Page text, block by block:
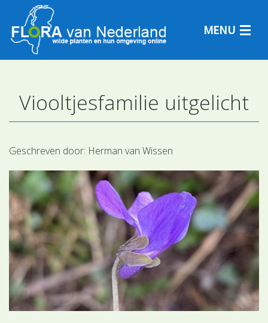
MENU
Plantensoorten
Plantengemeenschappen
Determineren
Viooltjesfamilie uitgelicht
Geschreven door: Herman van Wissen